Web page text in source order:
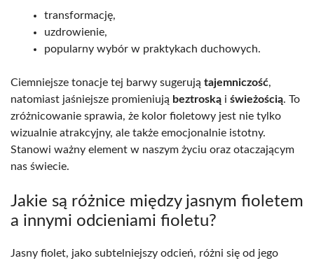
transformację,
uzdrowienie,
popularny wybór w praktykach duchowych.
Ciemniejsze tonacje tej barwy sugerują tajemniczość,
natomiast jaśniejsze promieniują beztroską i świeżością. To
zróżnicowanie sprawia, że kolor fioletowy jest nie tylko
wizualnie atrakcyjny, ale także emocjonalnie istotny.
Stanowi ważny element w naszym życiu oraz otaczającym
nas świecie.
Jakie są różnice między jasnym fioletem
a innymi odcieniami fioletu?
Jasny fiolet, jako subtelniejszy odcień, różni się od jego